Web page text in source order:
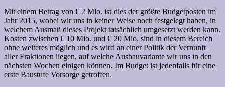
Mit einem Betrag von € 2 Mio. ist dies der größte Budgetposten im
Jahr 2015, wobei wir uns in keiner Weise noch festgelegt haben, in
welchem Ausmaß dieses Projekt tatsächlich umgesetzt werden kann.
Kosten zwischen € 10 Mio. und € 20 Mio. sind in diesem Bereich
ohne weiteres möglich und es wird an einer Politik der Vernunft
aller Fraktionen liegen, auf welche Ausbauvariante wir uns in den
nächsten Wochen einigen können. Im Budget ist jedenfalls für eine
erste Baustufe Vorsorge getroffen.